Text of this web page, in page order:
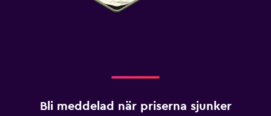
Bli meddelad när priserna sjunker